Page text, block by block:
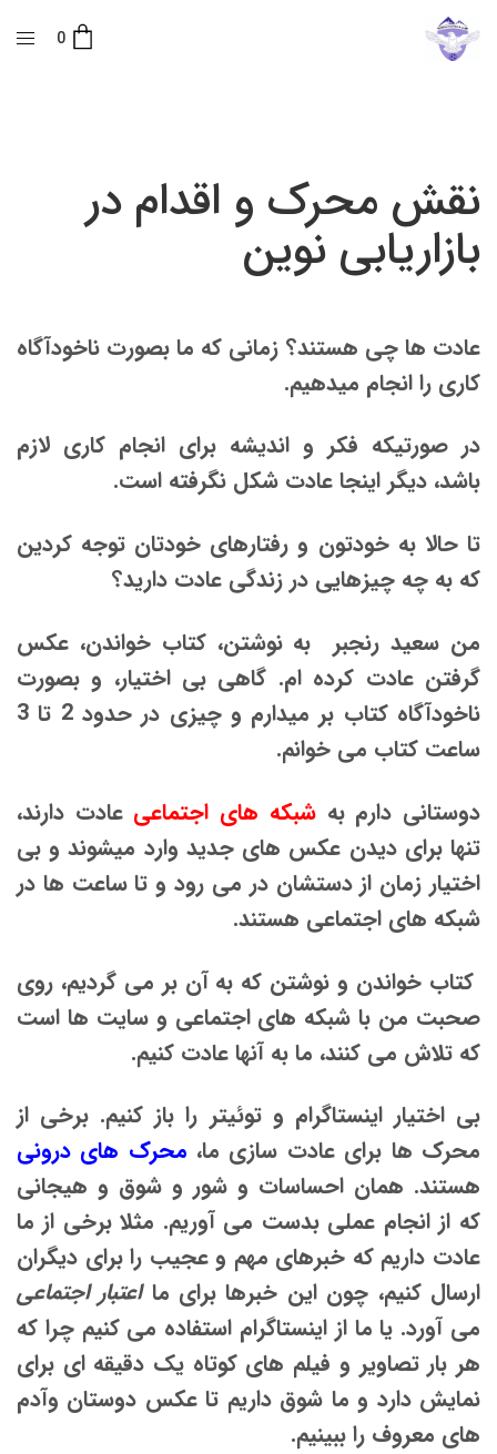
0
نقش محرک و اقدام در
بازاریابی نوین
عادت ها چی هستند؟ زمانی که ما بصورت ناخودآگاه
کاری را انجام میدهیم.
در صورتیکه فکر و اندیشه برای انجام کاری لازم
باشد، دیگر اینجا عادت شکل نگرفته است.
تا حالا به خودتون و رفتارهای خودتان توجه کردین
که به چه چیزهایی در زندگی عادت دارید؟
من سعید رنجبر به نوشتن، کتاب خواندن، عکس
گرفتن عادت کرده ام. گاهی بی اختیار، و بصورت
ناخودآگاه کتاب بر میدارم و چیزی در حدود 2 تا 3
ساعت کتاب می خوانم.
دوستانی دارم بهشبکه های اجتماعی عادت دارند،
تنها برای دیدن عکس های جدید وارد میشوند و بی
اختیار زمان از دستشان در می رود و تا ساعت ها در
شبکه های اجتماعی هستند.
کتاب خواندن و نوشتن که به آن بر می گردیم، روی
صحبت من با شبکه های اجتماعی و سایت ها است
که تلاش می کنند، ما به آنها عادت کنیم.
بی اختیار اینستاگرام و توئیتر را باز کنیم. برخی از
محرک ها برای عادت سازی ما، محرک های درونی
هستند. همان احساسات و شور و شوق و هیجانی
که از انجام عملی بدست می آوریم. مثلا برخی از ما
عادت داریم که خبرهای مهم و عجیب را برای دیگران
ارسال کنیم، چون این خبرها برای مااعتبار اجتماعی
می آورد. یا ما از اینستاگرام استفاده می کنیم چرا که
هر بار تصاویر و فیلم های کوتاه یک دقیقه ای برای
نمایش دارد و ما شوق داریم تا عکس دوستان وآدم
های معروف را ببینیم.